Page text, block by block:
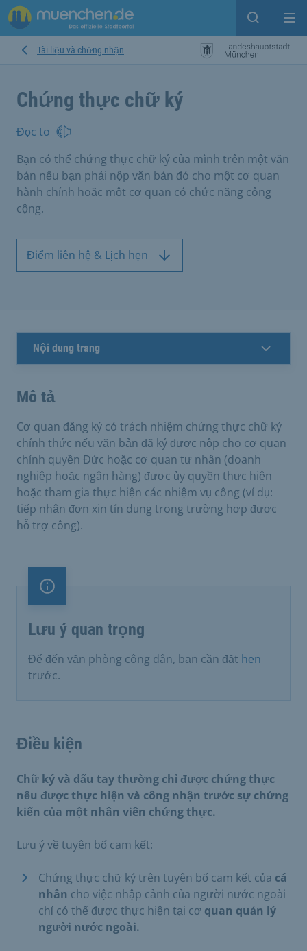
Open
Tài liệu và chứng nhận
Chứng thực chữ ký
Đọc to
Bạn có thể chứng thực chữ ký của mình trên một văn
bản nếu bạn phải nộp văn bản đó cho một cơ quan
hành chính hoặc một cơ quan có chức năng công
cộng.
Điểm liên hệ & Lịch hẹn
Nội dung trang
Mô tả
Cơ quan đăng ký có trách nhiệm chứng thực chữ ký
chính thức nếu văn bản đã ký được nộp cho cơ quan
chính quyền Đức hoặc cơ quan tư nhân (doanh
nghiệp hoặc ngân hàng) được ủy quyền thực hiện
hoặc tham gia thực hiện các nhiệm vụ công (ví dụ:
tiếp nhận đơn xin tín dụng trong trường hợp được
hỗ trợ công).
Lưu ý quan trọng
Lưu ý quan trọng
Để đến văn phòng công dân, bạn cần đặt hẹn
trước.
Điều kiện
Chữ ký và dấu tay thường chỉ được chứng thực
nếu được thực hiện và công nhận trước sự chứng
kiến của một nhân viên chứng thực.
Lưu ý về tuyên bố cam kết:
Chứng thực chữ ký trên tuyên bố cam kết của cá
nhân cho việc nhập cảnh của người nước ngoài
chỉ có thể được thực hiện tại cơ quan quản lý
người nước ngoài.